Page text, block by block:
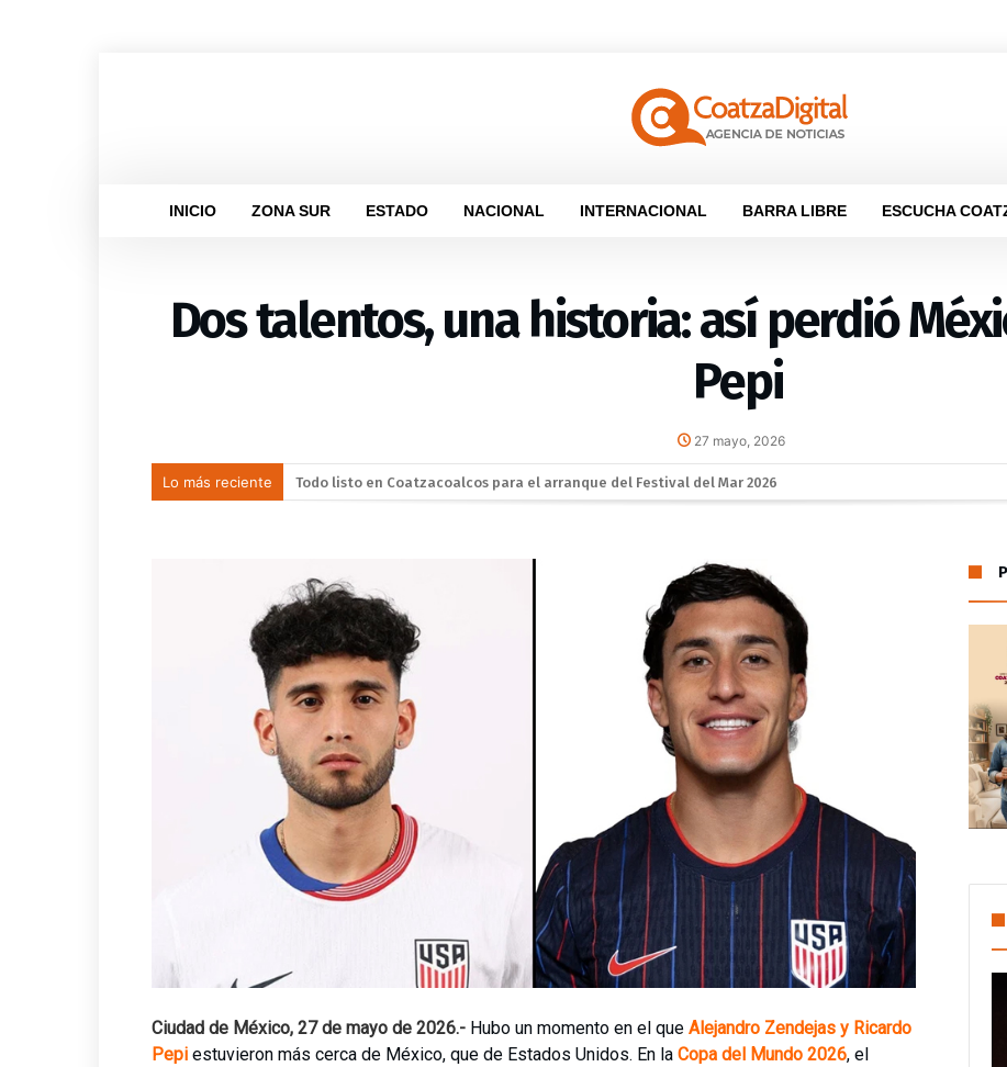
INICIO ZONA SUR ESTADO NACIONAL INTERNACIONAL BARRA LIBRE ESCUCHA
Dos talentos, una historia: así perdió
Pepi
27 mayo, 2026
Lo más reciente Llama Gobierno Municipal a la sana convivencia: continuarán operativos “Cero Alcohol” en vía pública
Impulsa Gobierno de Coatzacoalcos economía local con espacios gratuitos para el Festival del Mar
Posible impacto lunar de basura espacial reabre debate sobre los desechos en el espacio
Ciudad de México, 27 de mayo de 2026.- Hubo un momento en el que Alejandro Zendejas y Ricardo
Pepi estuvieron más cerca de México, que de Estados Unidos. En la Copa del Mundo 2026, el